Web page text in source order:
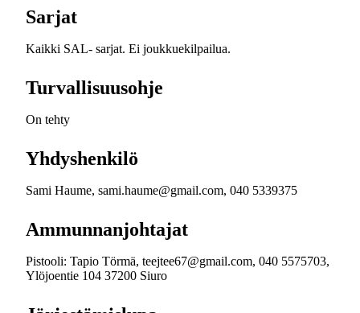
Sarjat
Kaikki SAL- sarjat. Ei joukkuekilpailua.
Turvallisuusohje
On tehty
Yhdyshenkilö
Sami Haume, sami.haume@gmail.com, 040 5339375
Ammunnanjohtajat
Pistooli: Tapio Törmä, teejtee67@gmail.com, 040 5575703,
Ylöjoentie 104 37200 Siuro